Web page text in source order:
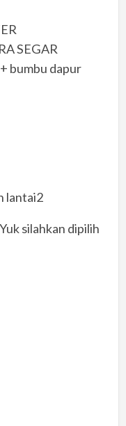
SEGAR
bumbu dapur
lantai2
silahkan dipilih